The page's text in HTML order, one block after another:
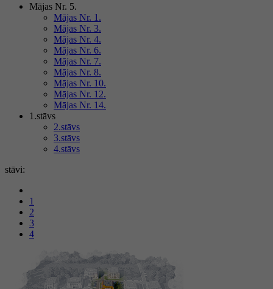
Mājas Nr. 5.
Mājas Nr. 1.
Mājas Nr. 3.
Mājas Nr. 4.
Mājas Nr. 6.
Mājas Nr. 7.
Mājas Nr. 8.
Mājas Nr. 10.
Mājas Nr. 12.
Mājas Nr. 14.
1.stāvs
2.stāvs
3.stāvs
4.stāvs
stāvi:
1
2
3
4